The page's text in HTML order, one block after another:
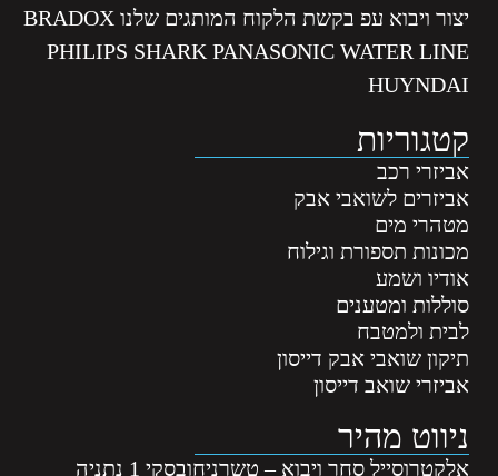
יצור ויבוא עפ בקשת הלקוח המותגים שלנו BRADOX
PHILIPS SHARK PANASONIC WATER LINE
HUYNDAI
קטגוריות
אביזרי רכב
אביזרים לשואבי אבק
מטהרי מים
מכונות תספורת וגילוח
אודיו ושמע
סוללות ומטענים
לבית ולמטבח
תיקון שואבי אבק דייסון
אביזרי שואב דייסון
ניווט מהיר
אלקטרוסייל סחר ויבוא – טשרניחובסקי 1 נתניה